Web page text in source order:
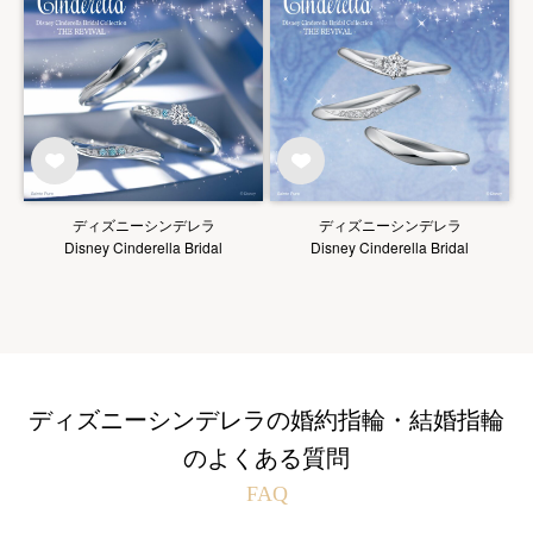
ディズニーシンデレラ
Disney Cinderella Bridal
ディズニーシンデレラ
Disney Cinderella Bridal
ディズニーシンデレラの婚約指輪・結婚指輪
のよくある質問
FAQ